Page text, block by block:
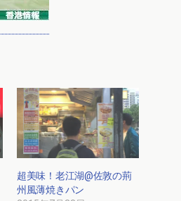
超美味！老江湖@佐敦の荊
州風薄焼きパン